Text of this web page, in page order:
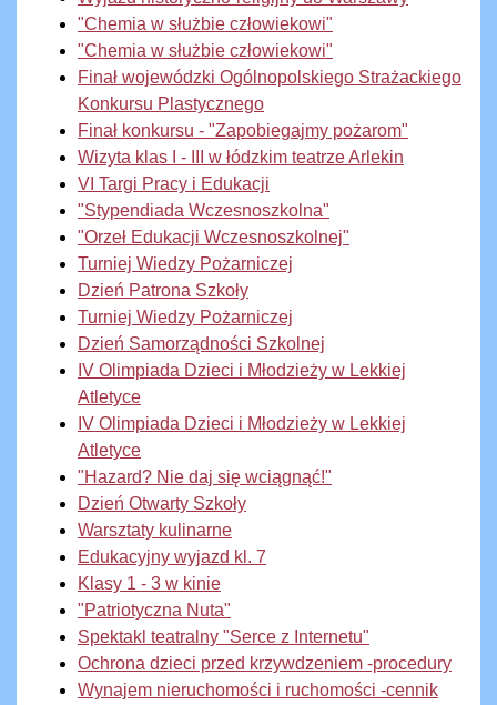
"Chemia w służbie człowiekowi"
"Chemia w służbie człowiekowi"
Finał wojewódzki Ogólnopolskiego Strażackiego
Konkursu Plastycznego
Finał konkursu - "Zapobiegajmy pożarom"
Wizyta klas I - III w łódzkim teatrze Arlekin
VI Targi Pracy i Edukacji
"Stypendiada Wczesnoszkolna"
"Orzeł Edukacji Wczesnoszkolnej"
Turniej Wiedzy Pożarniczej
Dzień Patrona Szkoły
Turniej Wiedzy Pożarniczej
Dzień Samorządności Szkolnej
IV Olimpiada Dzieci i Młodzieży w Lekkiej
Atletyce
IV Olimpiada Dzieci i Młodzieży w Lekkiej
Atletyce
"Hazard? Nie daj się wciągnąć!"
Dzień Otwarty Szkoły
Warsztaty kulinarne
Edukacyjny wyjazd kl. 7
Klasy 1 - 3 w kinie
"Patriotyczna Nuta"
Spektakl teatralny "Serce z Internetu"
Ochrona dzieci przed krzywdzeniem -procedury
Wynajem nieruchomości i ruchomości -cennik